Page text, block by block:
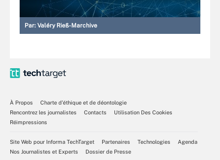
Par: Valéry Rieß-Marchive
À Propos
Charte d’éthique et de déontologie
Rencontrez les journalistes
Contacts
Utilisation Des Cookies
Réimpressions
Site Web pour Informa TechTarget Partenaires Technologies
Agenda
Nos Journalistes et Experts
Dossier de Presse